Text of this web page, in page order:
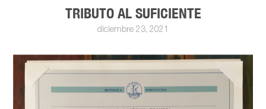
TRIBUTO AL SUFICIENTE
diciembre 23, 2021